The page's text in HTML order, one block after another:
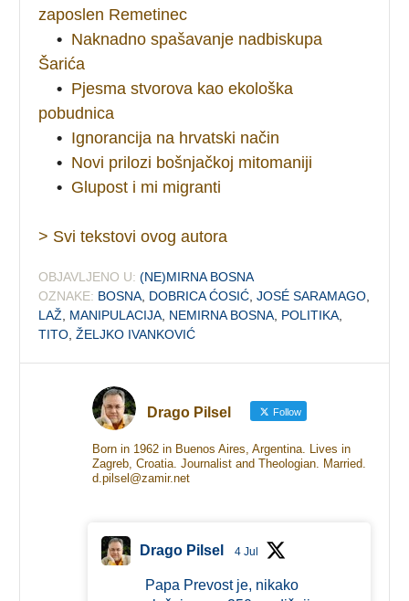
zaposlen Remetinec
• Naknadno spašavanje nadbiskupa
Šarića
• Pjesma stvorova kao ekološka
pobudnica
• Ignorancija na hrvatski način
• Novi prilozi bošnjačkoj mitomaniji
• Glupost i mi migranti
> Svi tekstovi ovog autora
OBJAVLJENO U: (NE)MIRNA BOSNA
OZNAKE: BOSNA DOBRICA ĆOSIĆ ,JOSÉ SARAMAGO
LAŽ
MANIPULACIJA NEMIRNA BOSNA POLITIKA
TITO ,ŽELJKO IVANKOVIĆ
Drago Pilsel Follow
Born in 1962 in Buenos Aires, Argentina. Lives in
Zagreb, Croatia. Journalist and Theologian. Married.
d.pilsel@zamir.net
Drago Pilsel 4 Jul
Papa Prevost je, nikako